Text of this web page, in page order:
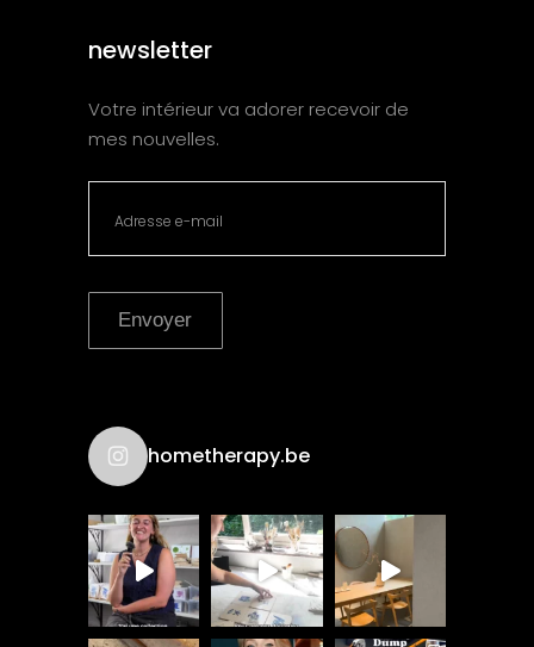
newsletter
Votre intérieur va adorer recevoir de
mes nouvelles.
Envoyer
hometherapy.be